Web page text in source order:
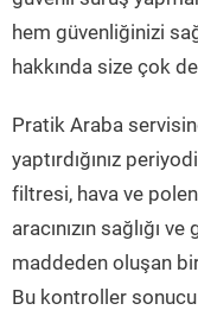
hem güvenliğinizi
hakkında size çok
Pratik Araba
yaptırdığınız
filtresi, hava ve
aracınızın sağlığı
maddeden oluşan
Bu kontroller sonucu